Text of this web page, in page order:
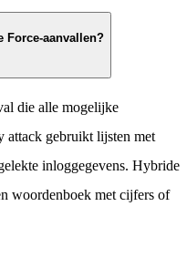
Force-aanvallen?
die alle mogelijke
attack gebruikt lijsten met
inloggegevens. Hybride
woordenboek met cijfers of